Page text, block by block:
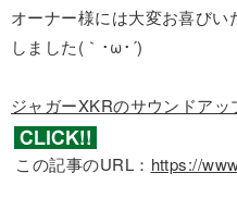
オーナー様には大変お喜び
しました(｀･ω･´)ゞ
ジャガーXKRのサウンドア
この記事のURL： https://